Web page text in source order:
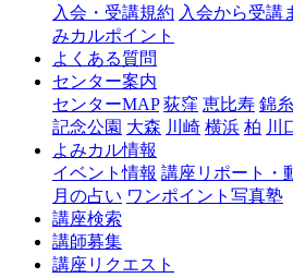
入会・受講規約 入会から受講
みカルポイント
よくある質問
センター案内
センターMAP 荻窪 恵比寿 錦
記念公園 大森 川崎 横浜 柏 川
よみカル情報
イベント情報 講座リポート・
月の占い ワンポイント写真塾
講座検索
講師募集
講座リクエスト